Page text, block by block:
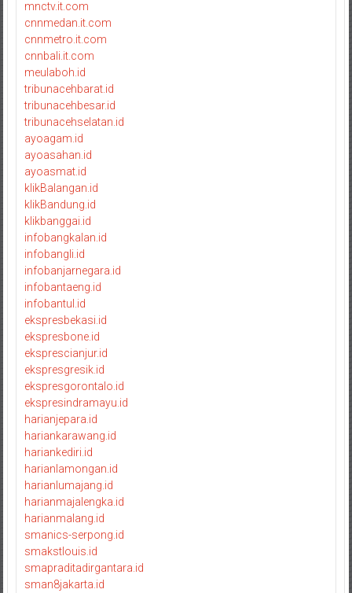
mnctv.it.com
cnnmedan.it.com
cnnmetro.it.com
cnnbali.it.com
meulaboh.id
tribunacehbarat.id
tribunacehbesar.id
tribunacehselatan.id
ayoagam.id
ayoasahan.id
ayoasmat.id
klikBalangan.id
klikBandung.id
klikbanggai.id
infobangkalan.id
infobangli.id
infobanjarnegara.id
infobantaeng.id
infobantul.id
ekspresbekasi.id
ekspresbone.id
eksprescianjur.id
ekspresgresik.id
ekspresgorontalo.id
ekspresindramayu.id
harianjepara.id
hariankarawang.id
hariankediri.id
harianlamongan.id
harianlumajang.id
harianmajalengka.id
harianmalang.id
smanics-serpong.id
smakstlouis.id
smapraditadirgantara.id
sman8jakarta.id